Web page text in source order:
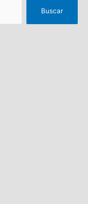
Buscar